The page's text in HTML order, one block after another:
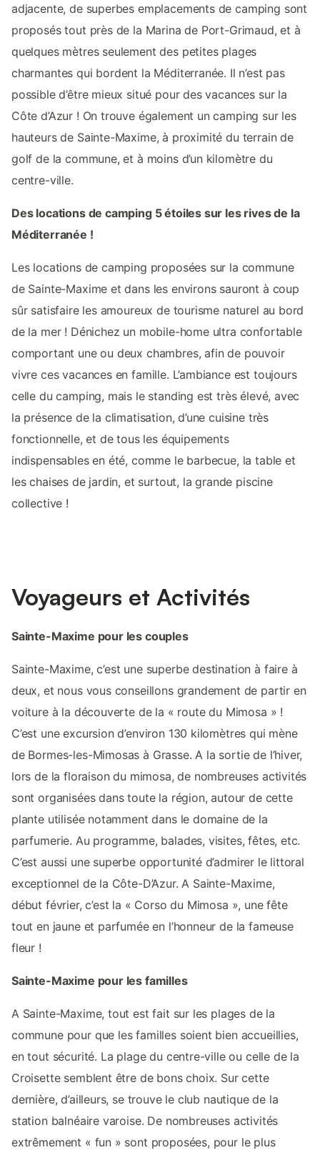
adjacente, de superbes emplacements de camping sont
proposés tout près de la Marina de Port-Grimaud, et à
quelques mètres seulement des petites plages
charmantes qui bordent la Méditerranée. Il n’est pas
possible d’être mieux situé pour des vacances sur la
Côte d’Azur ! On trouve également un camping sur les
hauteurs de Sainte-Maxime, à proximité du terrain de
golf de la commune, et à moins d’un kilomètre du
centre-ville.
Des locations de camping 5 étoiles sur les rives de la
Méditerranée !
Les locations de camping proposées sur la commune
de Sainte-Maxime et dans les environs sauront à coup
sûr satisfaire les amoureux de tourisme naturel au bord
de la mer ! Dénichez un mobile-home ultra confortable
comportant une ou deux chambres, afin de pouvoir
vivre ces vacances en famille. L’ambiance est toujours
celle du camping, mais le standing est très élevé, avec
la présence de la climatisation, d’une cuisine très
fonctionnelle, et de tous les équipements
indispensables en été, comme le barbecue, la table et
les chaises de jardin, et surtout, la grande piscine
collective !
Voyageurs et Activités
Sainte-Maxime pour les couples
Sainte-Maxime, c’est une superbe destination à faire à
deux, et nous vous conseillons grandement de partir en
voiture à la découverte de la « route du Mimosa » !
C’est une excursion d’environ 130 kilomètres qui mène
de Bormes-les-Mimosas à Grasse. A la sortie de l’hiver,
lors de la floraison du mimosa, de nombreuses activités
sont organisées dans toute la région, autour de cette
plante utilisée notamment dans le domaine de la
parfumerie. Au programme, balades, visites, fêtes, etc.
C’est aussi une superbe opportunité d’admirer le littoral
exceptionnel de la Côte-D’Azur. A Sainte-Maxime,
début février, c’est la « Corso du Mimosa », une fête
tout en jaune et parfumée en l’honneur de la fameuse
fleur !
Sainte-Maxime pour les familles
A Sainte-Maxime, tout est fait sur les plages de la
commune pour que les familles soient bien accueillies,
en tout sécurité. La plage du centre-ville ou celle de la
Croisette semblent être de bons choix. Sur cette
dernière, d’ailleurs, se trouve le club nautique de la
station balnéaire varoise. De nombreuses activités
extrêmement « fun » sont proposées, pour le plus